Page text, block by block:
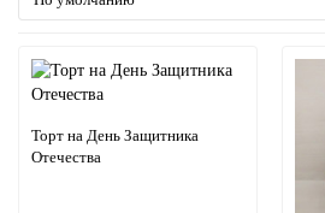
Торт на День Защитника
Отечества